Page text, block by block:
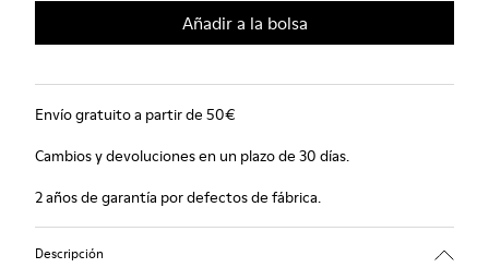
Añadir a la bolsa
Envío gratuito a partir de 50€
Cambios y devoluciones en un plazo de 30 días.
2 años de garantía por defectos de fábrica.
Descripción